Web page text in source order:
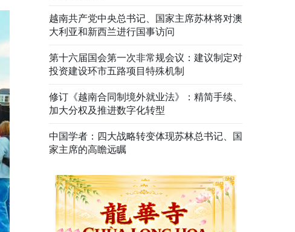
越南共产党中央总书记、国家主席苏林将对澳
大利亚和新西兰进行国事访问
第十六届国会第一次非常规会议：建议制定对
投资建设环市五路项目特殊机制
修订《越南合同制境外就业法》：精简手续、
加大分权及推进数字化转型
中国学者：四大战略转变体现苏林总书记、国
家主席的高瞻远瞩